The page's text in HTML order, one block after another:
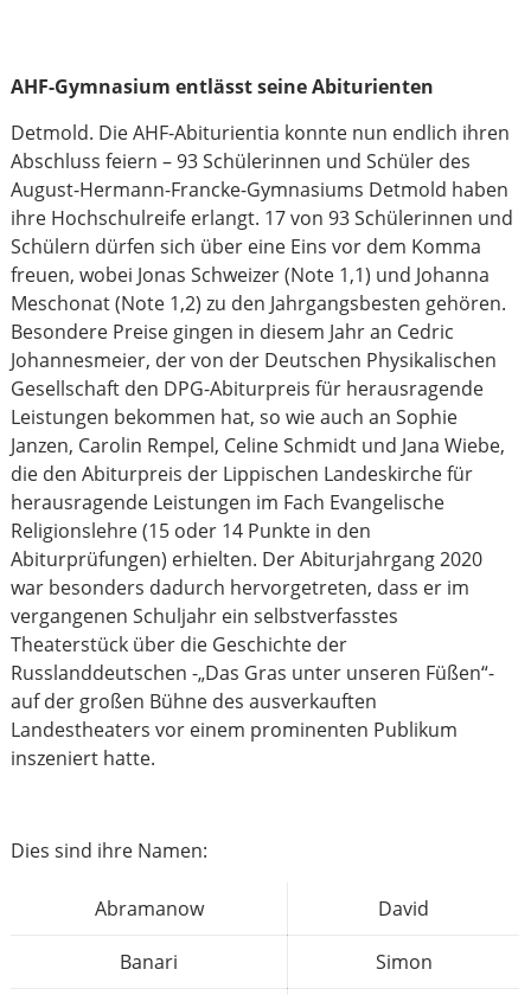
AHF-Gymnasium entlässt seine Abiturienten
Detmold. Die AHF-Abiturientia konnte nun endlich ihren
Abschluss feiern – 93 Schülerinnen und Schüler des
August-Hermann-Francke-Gymnasiums Detmold haben
ihre Hochschulreife erlangt. 17 von 93 Schülerinnen und
Schülern dürfen sich über eine Eins vor dem Komma
freuen, wobei Jonas Schweizer (Note 1,1) und Johanna
Meschonat (Note 1,2) zu den Jahrgangsbesten gehören.
Besondere Preise gingen in diesem Jahr an Cedric
Johannesmeier, der von der Deutschen Physikalischen
Gesellschaft den DPG-Abiturpreis für herausragende
Leistungen bekommen hat, so wie auch an Sophie
Janzen, Carolin Rempel, Celine Schmidt und Jana Wiebe,
die den Abiturpreis der Lippischen Landeskirche für
herausragende Leistungen im Fach Evangelische
Religionslehre (15 oder 14 Punkte in den
Abiturprüfungen) erhielten. Der Abiturjahrgang 2020
war besonders dadurch hervorgetreten, dass er im
vergangenen Schuljahr ein selbstverfasstes
Theaterstück über die Geschichte der
Russlanddeutschen -„Das Gras unter unseren Füßen“-
auf der großen Bühne des ausverkauften
Landestheaters vor einem prominenten Publikum
inszeniert hatte.
Dies sind ihre Namen:
Abramanow David
Banari Simon